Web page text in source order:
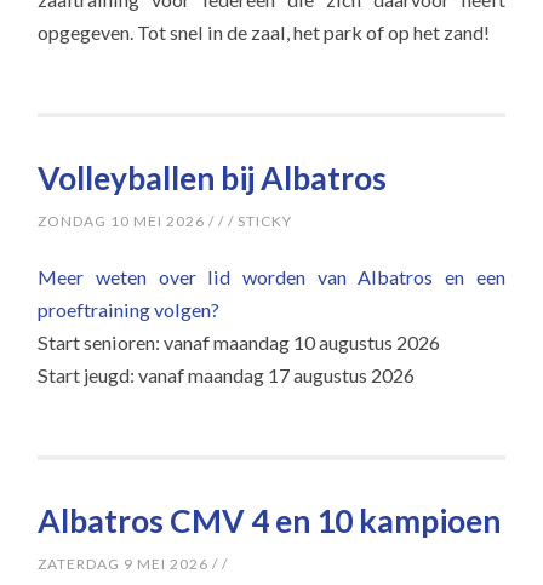
opgegeven. Tot snel in de zaal, het park of op het zand!
Volleyballen bij Albatros
ZONDAG 10 MEI 2026 /// STICKY
Meer weten over lid worden van Albatros en een
proeftraining volgen?
Start senioren: vanaf maandag 10 augustus 2026
Start jeugd: vanaf maandag 17 augustus 2026
Albatros CMV 4 en 10 kampioen
ZATERDAG 9 MEI 2026 //